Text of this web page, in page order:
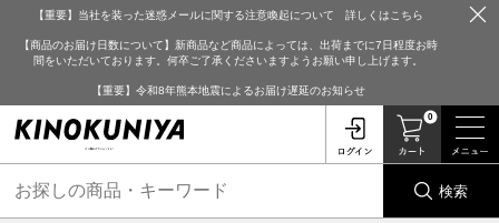
【重要】当社を装った迷惑メールに関する注意喚起について 詳しくはこちら
【商品のお届け日数について】新商品など商品によっては、出荷までに7日程度お時
間をいただいております。何卒ご了承くださいますようお願い申し上げます。
【重要】令和8年熊本地震によるお届け遅延のお知らせ
0
検索